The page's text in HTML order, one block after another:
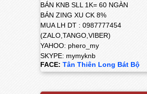
BÁN KNB SLL 1K= 60 NGÀN
BÁN ZING XU CK 8%
MUA LH DT : 0987777454
(ZALO,TANGO,VIBER)
YAHOO: phero_my
SKYPE: mymyknb
FACE: Tân Thiên Long Bát Bộ